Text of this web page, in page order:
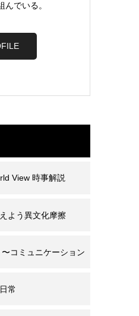
でいる。
View 時事解説
よう異文化摩擦
コミュニケーション
常